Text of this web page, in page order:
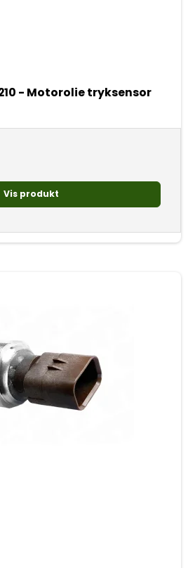
- Motorolie tryksensor
Vis produkt